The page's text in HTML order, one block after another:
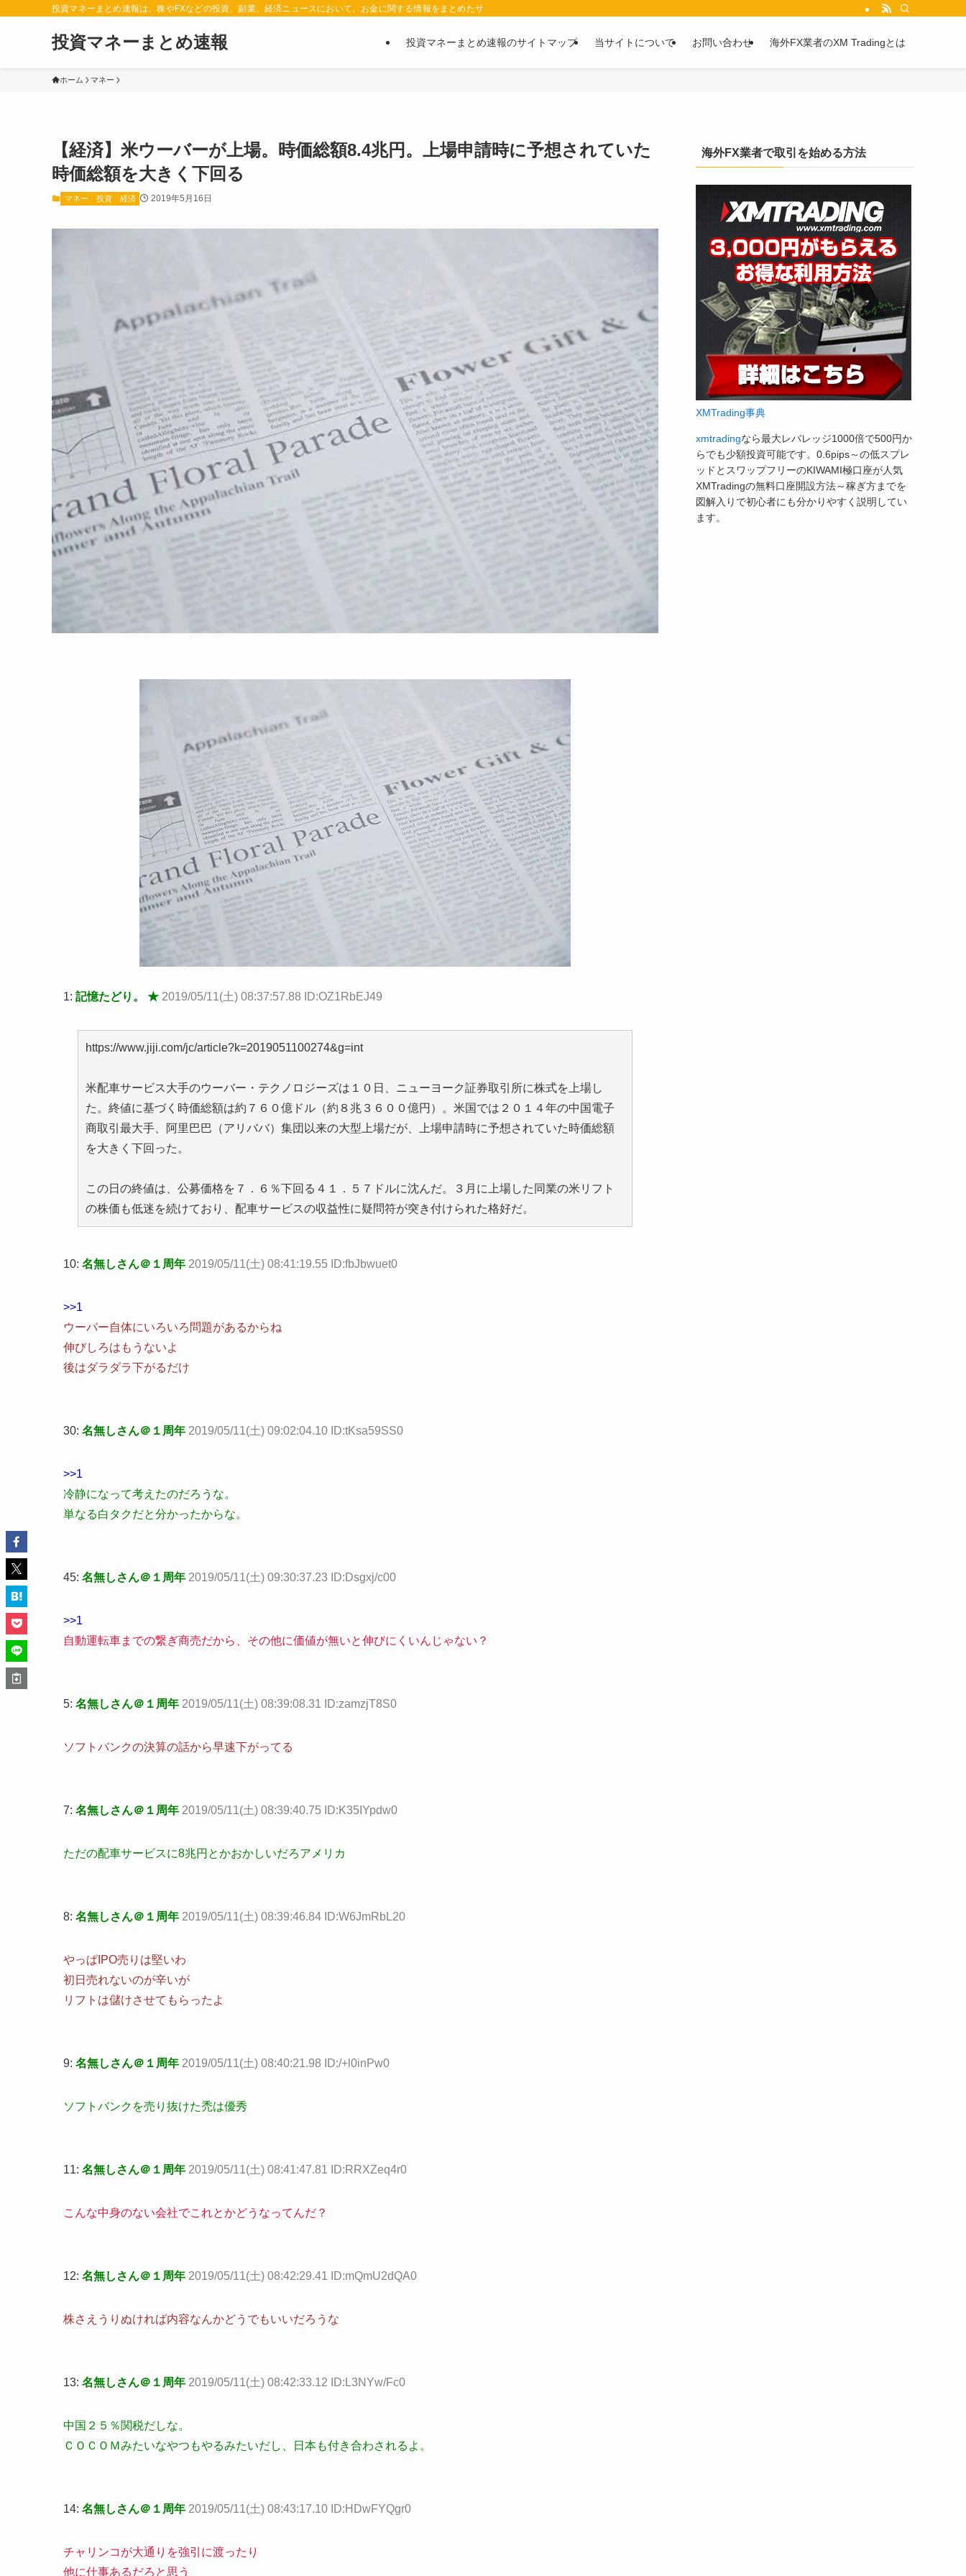
投資マネーまとめ速報は、株やFXなどの投資、副業、経済ニュースにおいて、お金に関する情報をまとめたサイトです。お金に関する情報の口コミや評判を2chや5chからピックアップしています。
投資マネーまとめ速報 投資マネーまとめ速報のサイトマップ 当サイトについて お問い合わせ 海外FX業者のXM Tradingとは
ホーム マネー
【経済】米ウーバーが上場。時価総額8.4兆円。上場申請時に予想されていた
時価総額を大きく下回る
マネー 投資 経済 2019年5月16日
1: 記憶たどり。 ★ 2019/05/11(土) 08:37:57.88 ID:OZ1RbEJ49
https://www.jiji.com/jc/article?k=2019051100274&g=int
米配車サービス大手のウーバー・テクノロジーズは１０日、ニューヨーク証券取引所に株式を上場し
た。終値に基づく時価総額は約７６０億ドル（約８兆３６００億円）。米国では２０１４年の中国電子
商取引最大手、阿里巴巴（アリババ）集団以来の大型上場だが、上場申請時に予想されていた時価総額
を大きく下回った。
この日の終値は、公募価格を７．６％下回る４１．５７ドルに沈んだ。３月に上場した同業の米リフト
の株価も低迷を続けており、配車サービスの収益性に疑問符が突き付けられた格好だ。
10: 名無しさん＠１周年 2019/05/11(土) 08:41:19.55 ID:fbJbwuet0
>>1
ウーバー自体にいろいろ問題があるからね
伸びしろはもうないよ
後はダラダラ下がるだけ
30: 名無しさん＠１周年 2019/05/11(土) 09:02:04.10 ID:tKsa59SS0
>>1
冷静になって考えたのだろうな。
単なる白タクだと分かったからな。
45: 名無しさん＠１周年 2019/05/11(土) 09:30:37.23 ID:Dsgxj/c00
>>1
自動運転車までの繋ぎ商売だから、その他に価値が無いと伸びにくいんじゃない？
5: 名無しさん＠１周年 2019/05/11(土) 08:39:08.31 ID:zamzjT8S0
ソフトバンクの決算の話から早速下がってる
7: 名無しさん＠１周年 2019/05/11(土) 08:39:40.75 ID:K35IYpdw0
ただの配車サービスに8兆円とかおかしいだろアメリカ
8: 名無しさん＠１周年 2019/05/11(土) 08:39:46.84 ID:W6JmRbL20
やっぱIPO売りは堅いわ
初日売れないのが辛いが
リフトは儲けさせてもらったよ
9: 名無しさん＠１周年 2019/05/11(土) 08:40:21.98 ID:/+l0inPw0
ソフトバンクを売り抜けた禿は優秀
11: 名無しさん＠１周年 2019/05/11(土) 08:41:47.81 ID:RRXZeq4r0
こんな中身のない会社でこれとかどうなってんだ？
12: 名無しさん＠１周年 2019/05/11(土) 08:42:29.41 ID:mQmU2dQA0
株さえうりぬければ内容なんかどうでもいいだろうな
13: 名無しさん＠１周年 2019/05/11(土) 08:42:33.12 ID:L3NYw/Fc0
中国２５％関税だしな。
ＣＯＣＯＭみたいなやつもやるみたいだし、日本も付き合わされるよ。
14: 名無しさん＠１周年 2019/05/11(土) 08:43:17.10 ID:HDwFYQgr0
チャリンコが大通りを強引に渡ったり
他に仕事あるだろと思う
海外FX業者で取引を始める方法
XMTrading事典
xmtradingなら最大レバレッジ1000倍で500円か
らでも少額投資可能です。0.6pips～の低スプレ
ッドとスワップフリーのKIWAMI極口座が人気
XMTradingの無料口座開設方法～稼ぎ方までを
図解入りで初心者にも分かりやすく説明してい
ます。